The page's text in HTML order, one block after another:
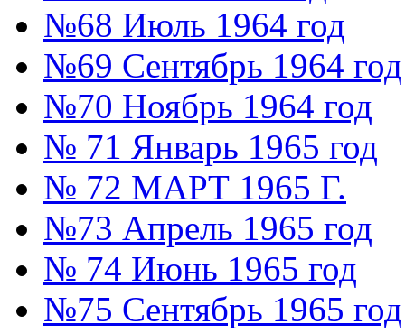
№68 Июль 1964 год
№69 Сентябрь 1964 год
№70 Ноябрь 1964 год
№ 71 Январь 1965 год
№ 72 МАРТ 1965 Г.
№73 Апрель 1965 год
№ 74 Июнь 1965 год
№75 Сентябрь 1965 год